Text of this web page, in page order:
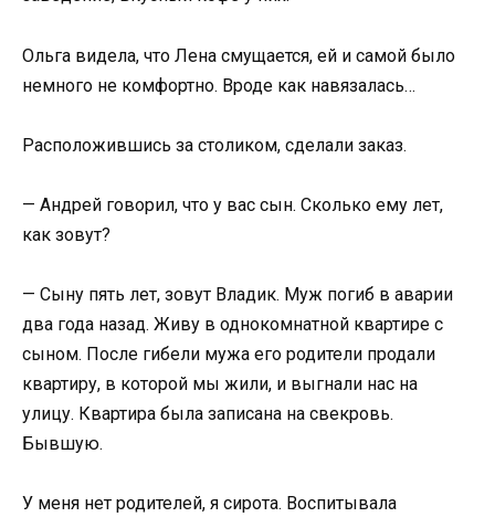
Ольга видела, что Лена смущается, ей и самой было
немного не комфортно. Вроде как навязалась…
Расположившись за столиком, сделали заказ.
— Андрей говорил, что у вас сын. Сколько ему лет,
как зовут?
— Сыну пять лет, зовут Владик. Муж погиб в аварии
два года назад. Живу в однокомнатной квартире с
сыном. После гибели мужа его родители продали
квартиру, в которой мы жили, и выгнали нас на
улицу. Квартира была записана на свекровь.
Бывшую.
У меня нет родителей, я сирота. Воспитывала